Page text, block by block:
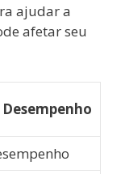
ajudar a
afetar seu